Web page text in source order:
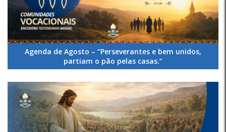
Agenda de Agosto – “Perseverantes e bem unidos,
partiam o pão pelas casas.”